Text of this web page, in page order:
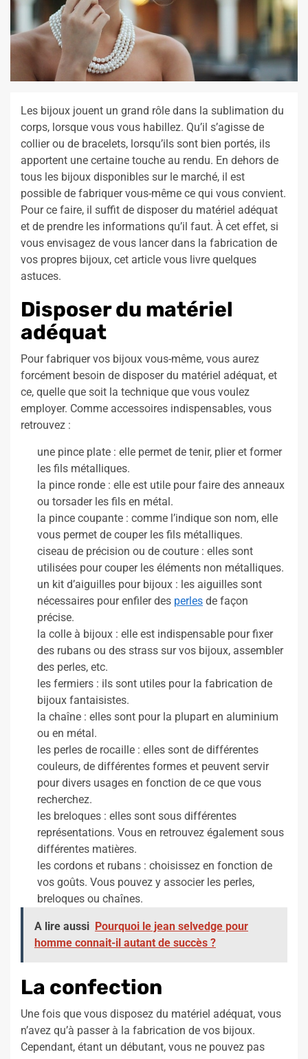
Les bijoux jouent un grand rôle dans la sublimation du
corps, lorsque vous vous habillez. Qu’il s’agisse de
collier ou de bracelets, lorsqu’ils sont bien portés, ils
apportent une certaine touche au rendu. En dehors de
tous les bijoux disponibles sur le marché, il est
possible de fabriquer vous-même ce qui vous convient.
Pour ce faire, il suffit de disposer du matériel adéquat
et de prendre les informations qu’il faut. À cet effet, si
vous envisagez de vous lancer dans la fabrication de
vos propres bijoux, cet article vous livre quelques
astuces.
Disposer du matériel
adéquat
Pour fabriquer vos bijoux vous-même, vous aurez
forcément besoin de disposer du matériel adéquat, et
ce, quelle que soit la technique que vous voulez
employer. Comme accessoires indispensables, vous
retrouvez :
une pince plate : elle permet de tenir, plier et former
les fils métalliques.
la pince ronde : elle est utile pour faire des anneaux
ou torsader les fils en métal.
la pince coupante : comme l’indique son nom, elle
vous permet de couper les fils métalliques.
ciseau de précision ou de couture : elles sont
utilisées pour couper les éléments non métalliques.
un kit d’aiguilles pour bijoux : les aiguilles sont
nécessaires pour enfiler des perles de façon
précise.
la colle à bijoux : elle est indispensable pour fixer
des rubans ou des strass sur vos bijoux, assembler
des perles, etc.
les fermiers : ils sont utiles pour la fabrication de
bijoux fantaisistes.
la chaîne : elles sont pour la plupart en aluminium
ou en métal.
les perles de rocaille : elles sont de différentes
couleurs, de différentes formes et peuvent servir
pour divers usages en fonction de ce que vous
recherchez.
les breloques : elles sont sous différentes
représentations. Vous en retrouvez également sous
différentes matières.
les cordons et rubans : choisissez en fonction de
vos goûts. Vous pouvez y associer les perles,
breloques ou chaînes.
A lire aussi Pourquoi le jean selvedge pour
homme connait-il autant de succès ?
La confection
Une fois que vous disposez du matériel adéquat, vous
n’avez qu’à passer à la fabrication de vos bijoux.
Cependant, étant un débutant, vous ne pouvez pas